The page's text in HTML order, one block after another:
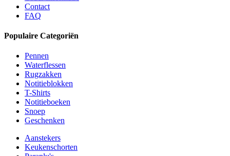
Contact
FAQ
Populaire Categoriën
Pennen
Waterflessen
Rugzakken
Notitieblokken
T-Shirts
Notitieboeken
Snoep
Geschenken
Aanstekers
Keukenschorten